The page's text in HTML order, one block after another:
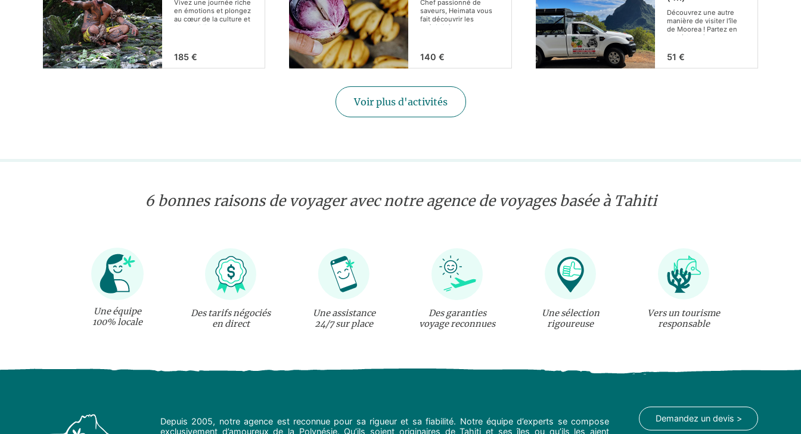
Vivez une journée riche
en émotions et plongez
au cœur de la culture et
du quotidien des
185 €
Chef passionné de
saveurs, Heimata vous
fait découvrir les
spécialités locales avec
140 €
Découvrez une autre
manière de visiter l'île
de Moorea ! Partez en
4x4 à la quête
incontournables !
51 €
Voir plus d'activités
6 bonnes raisons de voyager avec notre agence de voyages basée à Tahiti
Une équipe
100% locale
Des tarifs négociés
en direct
Une assistance
24/7 sur place
Des garanties
voyage reconnues
Une sélection
rigoureuse
Vers un tourisme
responsable
Depuis 2005, notre agence est reconnue pour sa rigueur et sa fiabilité. Notre équipe d’experts se compose
exclusivement d’amoureux de la Polynésie. Qu’ils soient originaires de Tahiti et ses îles ou qu’ils les aient
Demandez un devis >